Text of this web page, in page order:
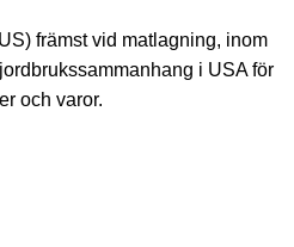
främst vid matlagning, inom
i USA för
och varor.